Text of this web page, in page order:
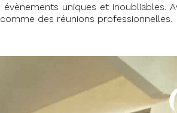
uniques et inoubliables.
des réunions professionnelles.